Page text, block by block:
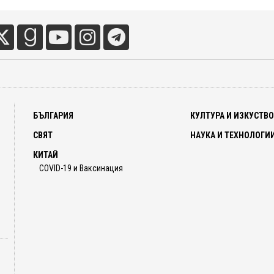
са изключително ясни, дори "по-реални от ...
БЪЛГАРИЯ
СВЯТ
КИТАЙ
COVID-19 и Ваксинация
КУЛТУРА И ИЗКУСТВО
НАУКА И ТЕХНОЛОГИИ